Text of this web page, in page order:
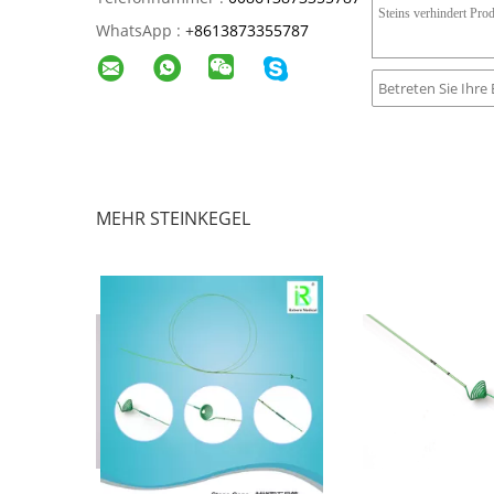
WhatsApp : +8613873355787
MEHR STEINKEGEL